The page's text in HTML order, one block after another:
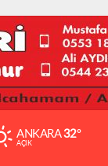
ANKARA32°
AÇIK